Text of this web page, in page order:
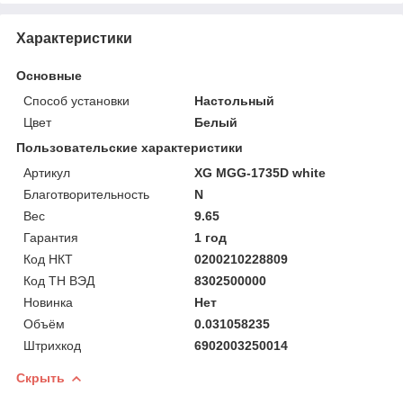
Характеристики
Основные
Способ установки
Настольный
Цвет
Белый
Пользовательские характеристики
Артикул
XG MGG-1735D white
Благотворительность
N
Вес
9.65
Гарантия
1 год
Код НКТ
0200210228809
Код ТН ВЭД
8302500000
Новинка
Нет
Объём
0.031058235
Штрихкод
6902003250014
Скрыть